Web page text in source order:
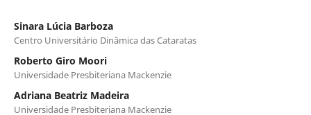
Sinara Lúcia Barboza
Centro Universitário Dinâmica das Cataratas
Roberto Giro Moori
Universidade Presbiteriana Mackenzie
Adriana Beatriz Madeira
Universidade Presbiteriana Mackenzie